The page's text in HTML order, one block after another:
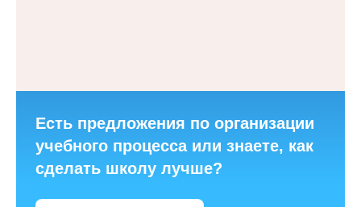
Есть предложения по организации
учебного процесса или знаете, как
сделать школу лучше?